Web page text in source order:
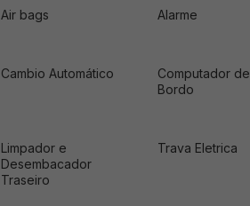
Air bags Alarme
Cambio Automático
Computador de
Bordo
Limpador e
Desembacador
Traseiro
Trava Eletrica